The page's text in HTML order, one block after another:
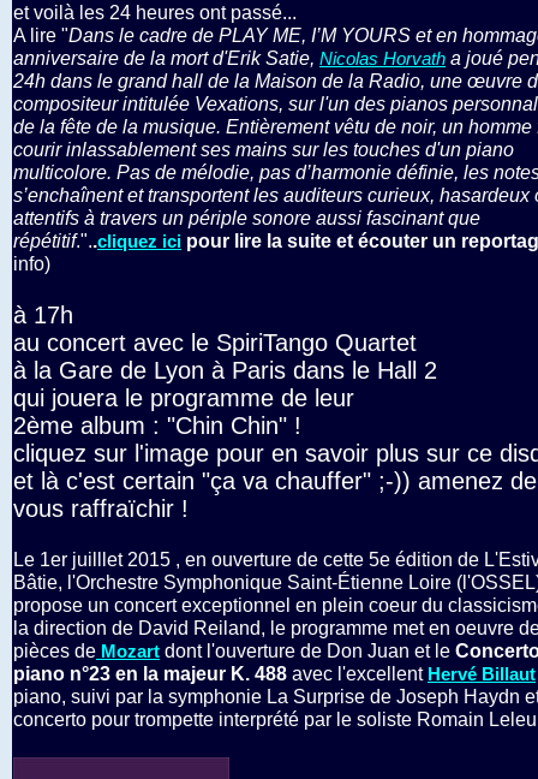
et voilà les 24 heures ont passé...
A lire "Dans le cadre de PLAY ME, I’M YOURS et en
anniversaire de la mort d'Erik Satie, Nicolas Horvath a joué
24h dans le grand hall de la Maison de la Radio, une œuvre
compositeur intitulée Vexations, sur l'un des pianos
de la fête de la musique. Entièrement vêtu de noir, un homme
courir inlassablement ses mains sur les touches d'un piano
multicolore. Pas de mélodie, pas d’harmonie définie, les
s’enchaînent et transportent les auditeurs curieux, hasardeux
attentifs à travers un périple sonore aussi fascinant que
répétitif."..cliquez ici pour lire la suite et écouter un
info)
à 17h
au concert avec le SpiriTango Quartet
à la Gare de Lyon à Paris dans le Hall 2
qui jouera le programme de leur
2ème album : "Chin Chin" !
cliquez sur l'image pour en savoir plus sur ce
et là c'est certain "ça va chauffer" ;-)) amenez
vous raffraïchir !
Le 1er juilllet 2015 , en ouverture de cette 5e édition de
Bâtie, l'Orchestre Symphonique Saint-Étienne Loire
propose un concert exceptionnel en plein coeur du
la direction de David Reiland, le programme met en oeuvre
pièces de Mozart dont l'ouverture de Don Juan et le
piano n°23 en la majeur K. 488 avec l'excellent Hervé Billaut
piano, suivi par la symphonie La Surprise de Joseph Haydn
concerto pour trompette interprété par le soliste Romain